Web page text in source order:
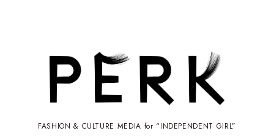
FASHION & CULTURE MEDIA for “INDEPENDENT GIRL”